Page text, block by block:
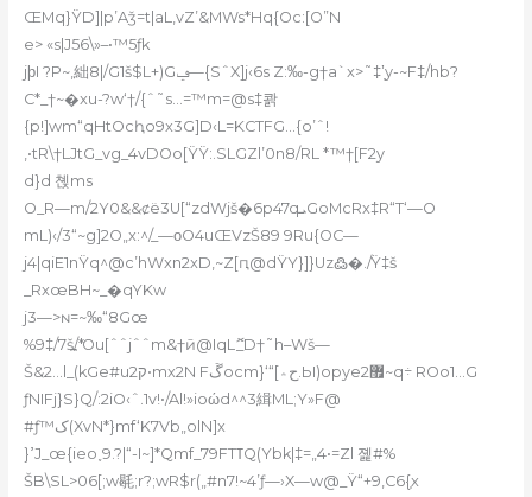
ŒMq}ŸD]|p’Aǯ=t|aL‚vZʼ&MWs*Hq{Oc:[O”N
e> «s|J56\»–•™5ƒk
jϸI ?P~‚絀8|/G1š$L+)Gݠ—{SˆX]j‹6s Z:‰-g†a`x>˜‡’̦y-~F‡/hb?
C*_†~�xu-?w‘†/{ˆ˜s…=™m=@s‡콹
{p!]wm“qHtOcԧo9x3G]D‹L=KCTFG…{o’ˆ!
‚•tR\†LJtG_vg_4vDOo[ŸŸ:.SLGZl’0n8/RL *™†[F2y
d}d 쳱ms
O
_R—m/2Y0&&ȼë3U[“zdWjš�6p47qܝGoMcRx‡R“T‘—O
mL)‹/3“~g]2O„x:^/_—οO4uŒVzŠ89 9Ru{OC—
j4|qiE1nŸq^@c’hWxn2xD‚~Z[ԥ@dŸY}]}Uz߷�./Ÿ‡š
_RxœBH~_�qYKw
j3—>ɴ=~‰“8Gœ
%9‡/7š߽/*Ou[ˆˆjˆˆm&†ӣ@IqLޮ_D†˜h–Wš—
Š&2…l_(kGe#uק2•mx2N Fڱocm}‘“[ح؞.Ы)opye޿2~q÷ ROo1…G
ƒNIFj}S}Q/:2iO‹ˆ.1v!•/Al!»ioώd^^3緝ML;Y»F@
#ƒ™ک(XvN*}mf‘K7Vb„olN]x
}ߴJ_œ{ieo˯9.?|“-I~]*Qmf_79FTߠQ(Ybk|‡=„4•=Zl 졡#%
ŠB\SL>06[;w毼;r?;wR$r(„#n7!~4’ƒ—›X—w@_Ÿ“+9‚C6{֤x